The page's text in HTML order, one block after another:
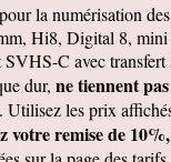
pour votre efficacité.
l'occasion se présente
bonne année avec
Bien
colis . Merci ça a l'air
et à très bientôt pour
la numérisation
Hi8, Digital 8,
C avec
dur, ne tiennent
Utilisez les prix
votre remise de